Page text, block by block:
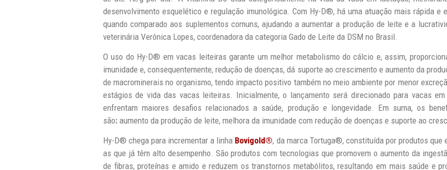
desenvolvimento esquelético e regulação imunológica. Com Hy-D®, há uma atuação mais rápida e
quando comparado aos suplementos comuns, ajudando a aumentar a produção de leite e a
veterinária Verônica Lopes, coordenadora da categoria Gado de Leite da DSM no Brasil.
O uso do Hy-D® em vacas leiteiras garante um melhor metabolismo do cálcio e, assim,
imunidade e, consequentemente, redução de doenças, dá suporte ao crescimento e aumento da
de macrominerais no organismo, tendo impacto positivo também no meio ambiente por menor
estágios de vida das vacas leiteiras. Inicialmente, o lançamento será direcionado para vacas
enfrentam maiores desafios relacionados a saúde, produção e longevidade. Em suma, os
são: aumento da produção de leite, melhora da imunidade com redução de doenças e suporte ao
Hy-D® chega para incrementar a linha Bovigold®, da marca Tortuga®, constituída por produtos que
as que já têm alto desempenho. São produtos com tecnologias que promovem o aumento da
de fibras, proteínas e amido e reduzem os transtornos metabólitos, resultando em mais saúde e